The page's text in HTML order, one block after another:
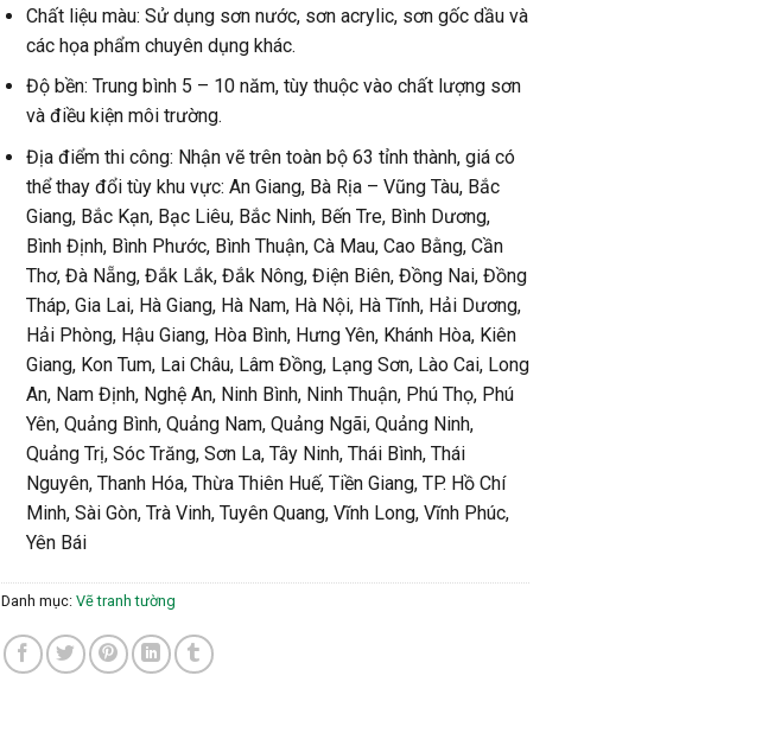
Chất liệu màu: Sử dụng sơn nước, sơn acrylic, sơn gốc dầu và
các họa phẩm chuyên dụng khác.
Độ bền: Trung bình 5 – 10 năm, tùy thuộc vào chất lượng sơn
và điều kiện môi trường.
Địa điểm thi công: Nhận vẽ trên toàn bộ 63 tỉnh thành, giá có
thể thay đổi tùy khu vực: An Giang, Bà Rịa – Vũng Tàu, Bắc
Giang, Bắc Kạn, Bạc Liêu, Bắc Ninh, Bến Tre, Bình Dương,
Bình Định, Bình Phước, Bình Thuận, Cà Mau, Cao Bằng, Cần
Thơ, Đà Nẵng, Đắk Lắk, Đắk Nông, Điện Biên, Đồng Nai, Đồng
Tháp, Gia Lai, Hà Giang, Hà Nam, Hà Nội, Hà Tĩnh, Hải Dương,
Hải Phòng, Hậu Giang, Hòa Bình, Hưng Yên, Khánh Hòa, Kiên
Giang, Kon Tum, Lai Châu, Lâm Đồng, Lạng Sơn, Lào Cai, Long
An, Nam Định, Nghệ An, Ninh Bình, Ninh Thuận, Phú Thọ, Phú
Yên, Quảng Bình, Quảng Nam, Quảng Ngãi, Quảng Ninh,
Quảng Trị, Sóc Trăng, Sơn La, Tây Ninh, Thái Bình, Thái
Nguyên, Thanh Hóa, Thừa Thiên Huế, Tiền Giang, TP. Hồ Chí
Minh, Sài Gòn, Trà Vinh, Tuyên Quang, Vĩnh Long, Vĩnh Phúc,
Yên Bái
Danh mục: Vẽ tranh tường